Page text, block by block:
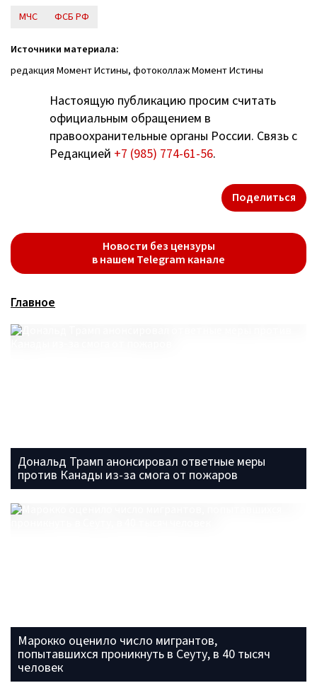
МЧС
ФСБ РФ
Источники материала:
редакция Момент Истины, фотоколлаж Момент Истины
Настоящую публикацию просим считать
официальным обращением в
правоохранительные органы России. Связь с
Редакцией +7 (985) 774-61-56.
Поделиться
Новости без цензуры
в нашем Telegram канале
Главное
Дональд Трамп анонсировал ответные меры
против Канады из-за смога от пожаров
Марокко оценило число мигрантов,
попытавшихся проникнуть в Сеуту, в 40 тысяч
человек